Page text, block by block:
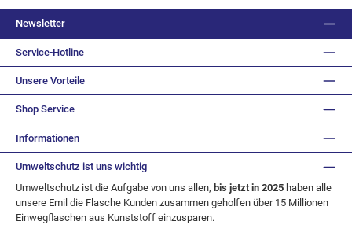
Newsletter
Service-Hotline
Unsere Vorteile
Shop Service
Informationen
Umweltschutz ist uns wichtig
Umweltschutz ist die Aufgabe von uns allen, bis jetzt in 2025 haben alle
unsere Emil die Flasche Kunden zusammen geholfen über 15 Millionen
Einwegflaschen aus Kunststoff einzusparen.